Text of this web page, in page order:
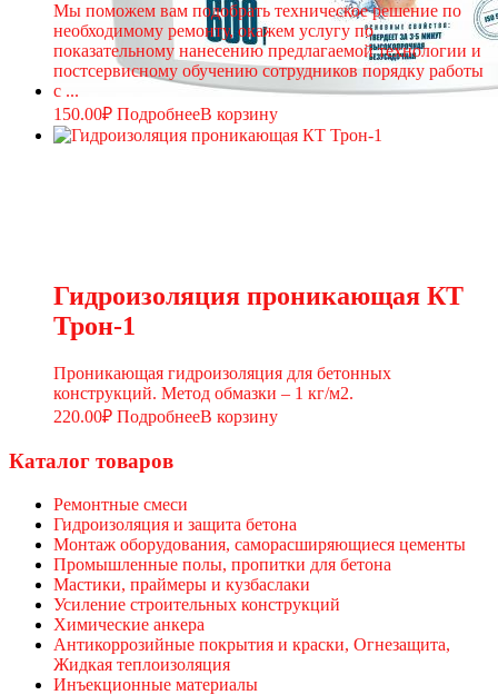
Мы поможем вам подобрать техническое решение по
необходимому ремонту, окажем услугу по
показательному нанесению предлагаемой технологии и
постсервисному обучению сотрудников порядку работы
с ...
150.00₽ ПодробнееВ корзину
Гидроизоляция проникающая КТ
Трон-1
Проникающая гидроизоляция для бетонных
конструкций. Метод обмазки – 1 кг/м2.
220.00₽ ПодробнееВ корзину
Каталог товаров
Ремонтные смеси
Гидроизоляция и защита бетона
Монтаж оборудования, саморасширяющиеся цементы
Промышленные полы, пропитки для бетона
Мастики, праймеры и кузбаслаки
Усиление строительных конструкций
Химические анкера
Антикоррозийные покрытия и краски, Огнезащита,
Жидкая теплоизоляция
Инъекционные материалы